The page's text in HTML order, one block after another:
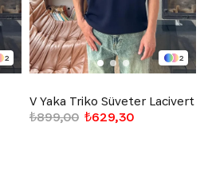
2 2
V Yaka Triko Süveter Lacivert
₺629,30
₺899,00